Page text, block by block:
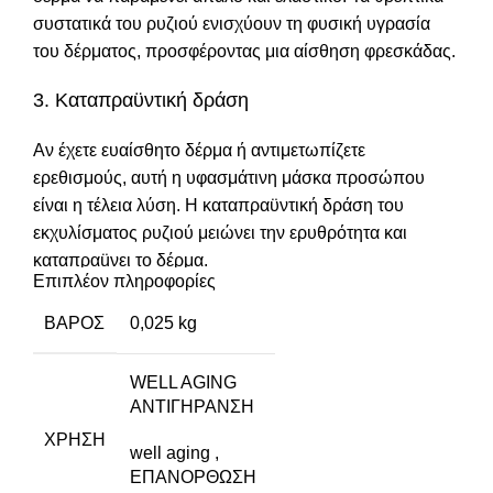
συστατικά του ρυζιού ενισχύουν τη φυσική υγρασία
του δέρματος, προσφέροντας μια αίσθηση φρεσκάδας.
3. Καταπραϋντική δράση
Αν έχετε ευαίσθητο δέρμα ή αντιμετωπίζετε
ερεθισμούς, αυτή η υφασμάτινη μάσκα προσώπου
είναι η τέλεια λύση. Η καταπραϋντική δράση του
εκχυλίσματος ρυζιού μειώνει την ερυθρότητα και
καταπραüνει το δέρμα.
Σύνθεση και τεχνολογία
MISSHA Airy Fit Sheet Mask Rice
συγκέντρωση εκχυλίσματος ρυζιού, το οποίο είναι
πλούσιο σε βιταμίνες και ανόργανα συστατικά. Αυτά τα
Επιπλέον πληροφορίες
ΒΆΡΟΣ 0,025 kg
ΧΡΉΣΗ
WELL AGING
ΑΝΤΙΓΗΡΑΝΣΗ
well aging ,
ΕΠΑΝΟΡΘΩΣΗ